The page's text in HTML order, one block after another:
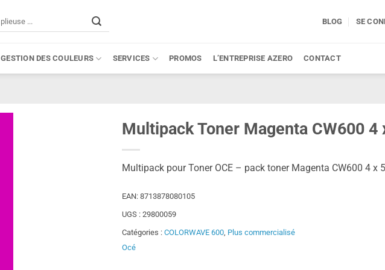
BLOG SE
GESTION DES COULEURS SERVICES PROMOS L’ENTREPRISE AZERO CONTACT
Multipack Toner Magenta CW600 4
Multipack pour Toner OCE – pack toner Magenta CW600 4 x
EAN:8713878080105
UGS :29800059
Catégories :COLORWAVE 600, Plus commercialisé
Océ